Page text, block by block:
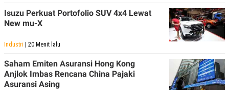
Isuzu Perkuat Portofolio SUV 4x4 Lewat
New mu-X
Industri | 20 Menit lalu
Saham Emiten Asuransi Hong Kong
Anjlok Imbas Rencana China Pajaki
Asuransi Asing